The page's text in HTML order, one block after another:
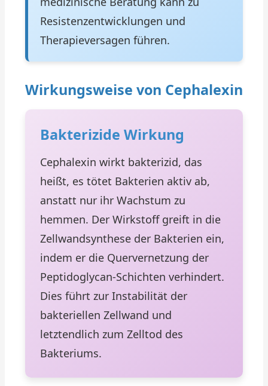
Resistenzentwicklungen und
Therapieversagen führen.
Wirkungsweise von Cephalexin
Bakterizide Wirkung
Cephalexin wirkt bakterizid, das
heißt, es tötet Bakterien aktiv ab,
anstatt nur ihr Wachstum zu
hemmen. Der Wirkstoff greift in die
Zellwandsynthese der Bakterien ein,
indem er die Quervernetzung der
Peptidoglycan-Schichten verhindert.
Dies führt zur Instabilität der
bakteriellen Zellwand und
letztendlich zum Zelltod des
Bakteriums.